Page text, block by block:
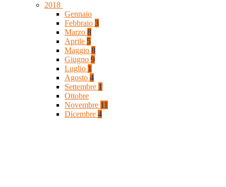
2018
Gennaio
Febbraio 3
Marzo 8
Aprile 5
Maggio 8
Giugno 9
Luglio 1
Agosto 4
Settembre 1
Ottobre
Novembre 11
Dicembre 4